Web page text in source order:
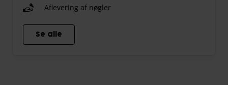
Aflevering af nøgler
Se alle